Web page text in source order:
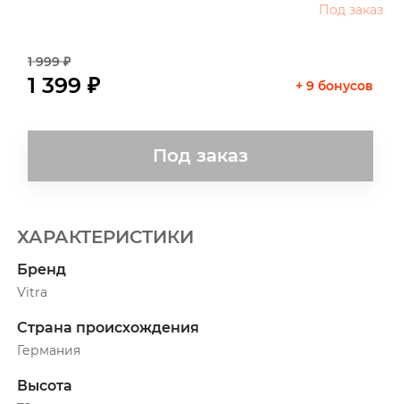
Под заказ
1 999 ₽
1 399 ₽ + 9 бонусов
Под заказ
ХАРАКТЕРИСТИКИ
Бренд
Vitra
Страна происхождения
Германия
Высота